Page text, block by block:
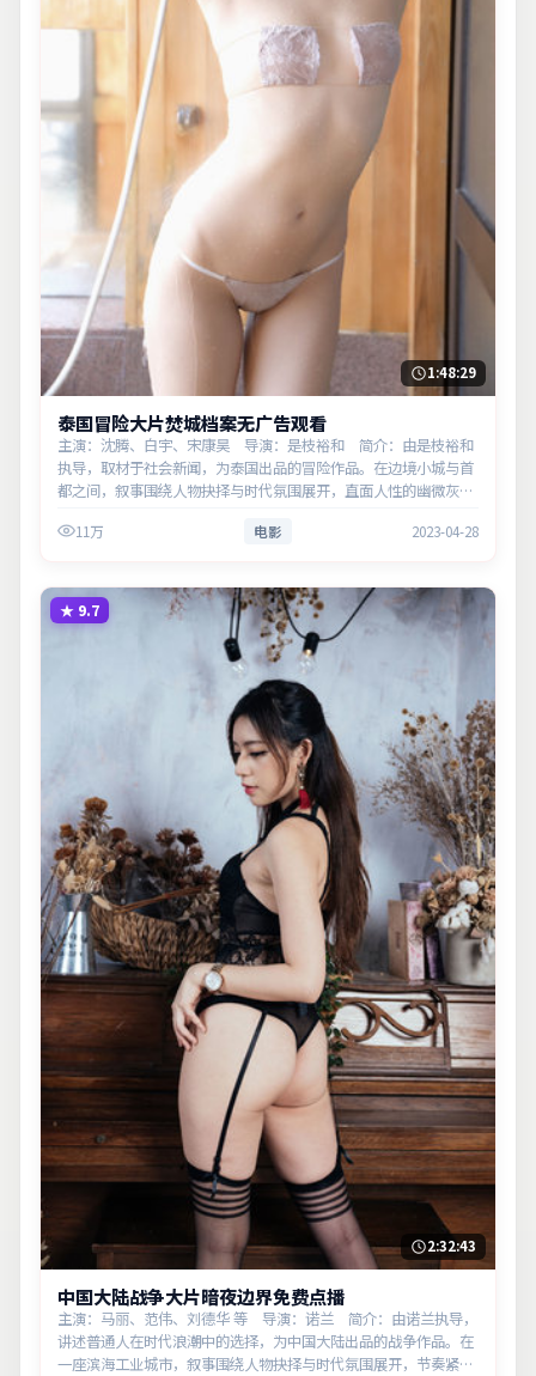
1:48:29
泰国冒险大片焚城档案无广告观看
主演：沈腾、白宇、宋康昊 导演：是枝裕和 简介：由是枝裕和
执导，取材于社会新闻，为泰国出品的冒险作品。在边境小城与首
都之间，叙事围绕人物抉择与时代氛围展开，直面人性的幽微灰
11万 电影 2023-04-28
★ 9.7
2:32:43
中国大陆战争大片暗夜边界免费点播
主演：马丽、范伟、刘德华 等 导演：诺兰 简介：由诺兰执导，
讲述普通人在时代浪潮中的选择，为中国大陆出品的战争作品。在
一座滨海工业城市，叙事围绕人物抉择与时代氛围展开，节奏紧